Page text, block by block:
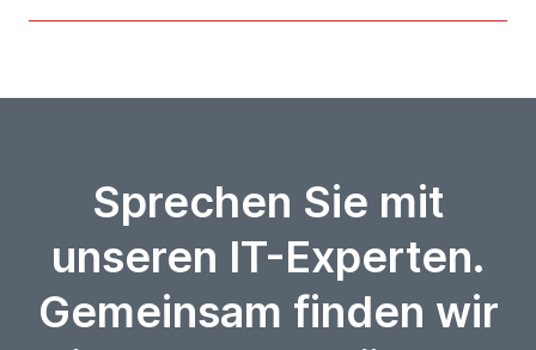
Sprechen Sie mit
unseren IT-Experten.
Gemeinsam finden wir